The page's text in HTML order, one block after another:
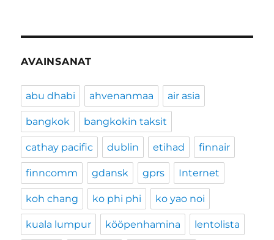
AVAINSANAT
abu dhabi ahvenanmaa air asia
bangkok bangkokin taksit
cathay pacific dublin etihad finnair
finncomm gdansk gprs Internet
koh chang ko phi phi ko yao noi
kuala lumpur kööpenhamina lentolista